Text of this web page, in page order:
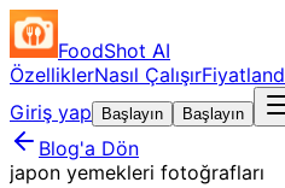
FoodShot AI
ÖzelliklerNasıl Çalışır
Giriş yap
Başlayın Başlayın
Blog'a Dön
japon yemekleri fotoğrafları